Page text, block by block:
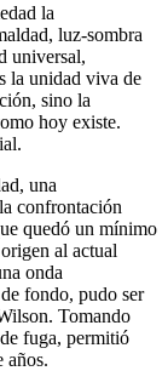
la
luz-sombra
universal,
la unidad viva de
sino la
hoy existe.
una
confrontación
quedó un mínimo
al actual
onda
fondo, pudo ser
Tomando
fuga, permitió
años.